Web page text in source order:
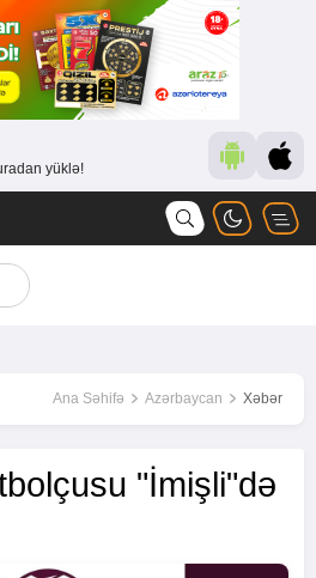
yüklə!
Ana Səhifə Azərbaycan Xəbər
"İmişli"də